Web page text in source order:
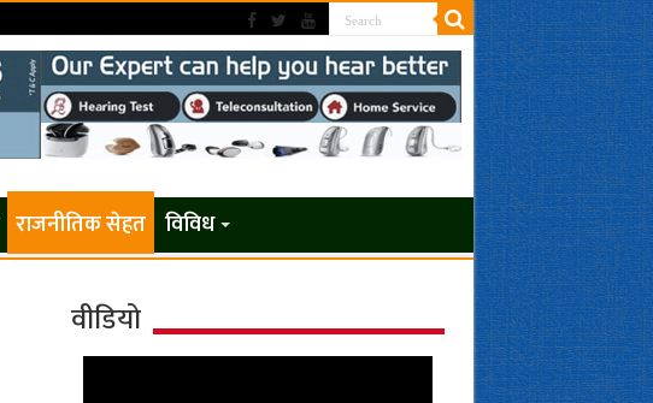
राजनीतिक सेहत विविध
वीडियो